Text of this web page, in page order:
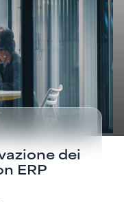
dei
ERP